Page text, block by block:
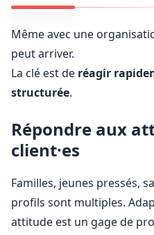
Même avec une
peut arriver.
La clé est de réagir
structurée.
Répondre aux
client·es
Familles, jeunes pressés,
profils sont multiples.
attitude est un gage de